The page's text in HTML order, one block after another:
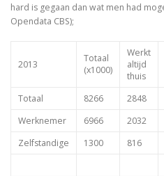
hard is gegaan dan wat men had
Opendata CBS);
2013
Totaal
(x1000)
Werkt
altijd
thuis
Totaal
8266 2848
Werknemer
6966 2032
Zelfstandige
1300 816